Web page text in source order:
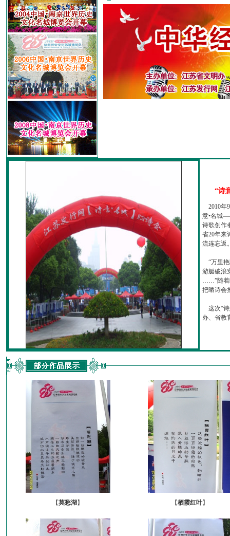
“诗
2010年
意•名城
诗歌创作
省20年来
流连忘返
“万里艳
游艇破浪
……”随着
把晒诗会
这次“诗
办、省教
【莫愁湖 】 【栖霞红叶】